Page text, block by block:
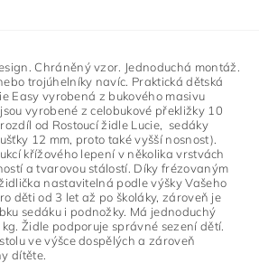
Chráněný vzor. Jednoduchá montáž.
trojúhelníky navíc. Praktická dětská
Easy vyrobená z bukového masivu
vyrobené z celobukové překližky 10
od Rostoucí židle Lucie, sedáky
12 mm, proto také vyšší nosnost).
křížového lepení v několika vrstvách
a tvarovou stálostí. Díky frézovaným
nastavitelná podle výšky Vašeho
děti od 3 let až po školáky, zároveň je
sedáku i podnožky. Má jednoduchý
Židle podporuje správné sezení dětí.
ve výšce dospělých a zároveň
dítěte.